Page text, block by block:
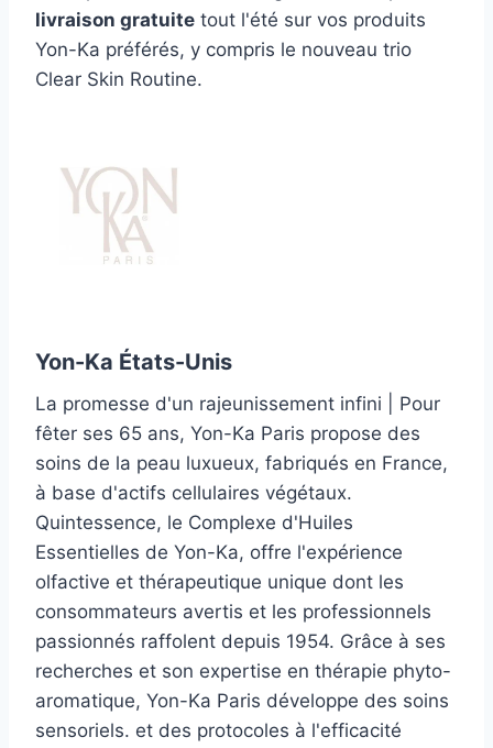
livraison gratuite tout l'été sur vos produits
Yon-Ka préférés, y compris le nouveau trio
Clear Skin Routine.
Yon-Ka États-Unis
La promesse d'un rajeunissement infini | Pour
fêter ses 65 ans, Yon-Ka Paris propose des
soins de la peau luxueux, fabriqués en France,
à base d'actifs cellulaires végétaux.
Quintessence, le Complexe d'Huiles
Essentielles de Yon-Ka, offre l'expérience
olfactive et thérapeutique unique dont les
consommateurs avertis et les professionnels
passionnés raffolent depuis 1954. Grâce à ses
recherches et son expertise en thérapie phyto-
aromatique, Yon-Ka Paris développe des soins
sensoriels. et des protocoles à l'efficacité